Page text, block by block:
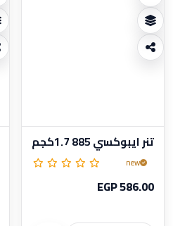
تنر ايبوكسي 885 1.7كجم
new
EGP 586.00